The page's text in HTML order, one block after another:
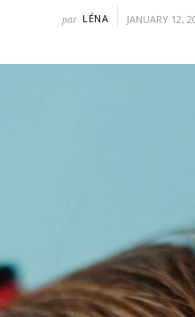
par LÉNA JANUARY 12,